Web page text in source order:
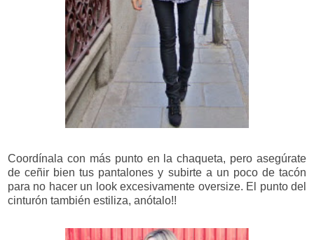
Coordínala con más punto en la chaqueta, pero asegúrate
de ceñir bien tus pantalones y subirte a un poco de tacón
para no hacer un look excesivamente oversize. El punto del
cinturón también estiliza, anótalo!!